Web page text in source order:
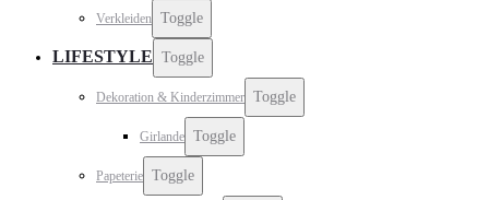
Verkleiden Toggle
LIFESTYLE Toggle
Dekoration & Kinderzimmer Toggle
Girlande Toggle
Papeterie Toggle